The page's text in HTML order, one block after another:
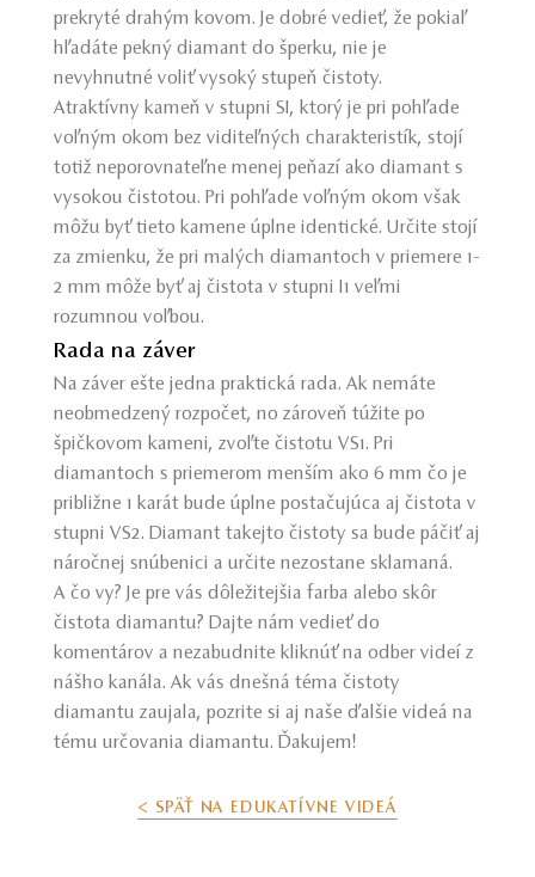
prekryté drahým kovom. Je dobré vedieť, že pokiaľ
hľadáte pekný diamant do šperku, nie je
nevyhnutné voliť vysoký stupeň čistoty.
Atraktívny kameň v stupni SI, ktorý je pri pohľade
voľným okom bez viditeľných charakteristík, stojí
totiž neporovnateľne menej peňazí ako diamant s
vysokou čistotou. Pri pohľade voľným okom však
môžu byť tieto kamene úplne identické. Určite stojí
za zmienku, že pri malých diamantoch v priemere 1-
2 mm môže byť aj čistota v stupni I1 veľmi
rozumnou voľbou.
Rada na záver
Na záver ešte jedna praktická rada. Ak nemáte
neobmedzený rozpočet, no zároveň túžite po
špičkovom kameni, zvoľte čistotu VS1. Pri
diamantoch s priemerom menším ako 6 mm čo je
približne 1 karát bude úplne postačujúca aj čistota v
stupni VS2. Diamant takejto čistoty sa bude páčiť aj
náročnej snúbenici a určite nezostane sklamaná.
A čo vy? Je pre vás dôležitejšia farba alebo skôr
čistota diamantu? Dajte nám vedieť do
komentárov a nezabudnite kliknúť na odber videí z
nášho kanála. Ak vás dnešná téma čistoty
diamantu zaujala, pozrite si aj naše ďalšie videá na
tému určovania diamantu. Ďakujem!
< SPÄŤ NA EDUKATÍVNE VIDEÁ